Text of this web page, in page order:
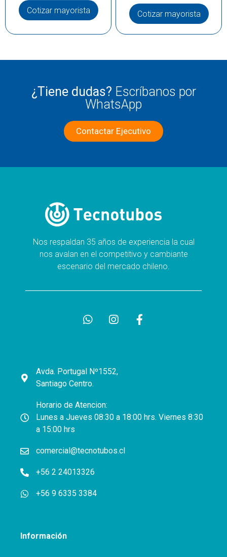
Cotizar mayorista Cotizar mayorista
¿Tiene dudas? Escríbanos por
WhatsApp
Contactar Ejecutivo
Nos respaldan 35 años de experiencia la cual
nos avalan en el competitivo y cambiante
escenario del mercado chileno.
Avda. Portugal Nº1552,
Santiago Centro.
Horario de Atencion:
Lunes a Jueves 08:30 a 18:00 hrs. Viernes 8:30
a 15:00 hrs
comercial@tecnotubos.cl
+56 2 24013326
+56 9 6335 3384
Información